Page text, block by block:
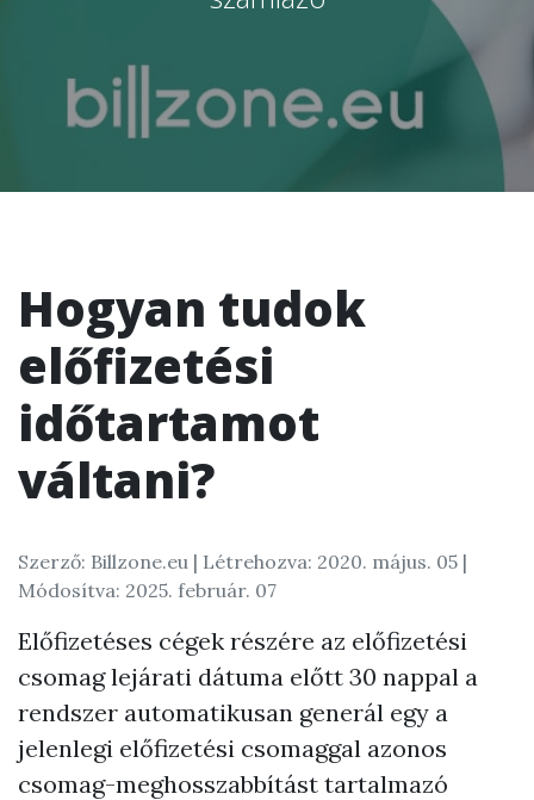
Hogyan tudok
előfizetési
időtartamot
váltani?
Szerző: Billzone.eu | Létrehozva: 2020. május. 05 |
Módosítva: 2025. február. 07
Előfizetéses cégek részére az előfizetési
csomag lejárati dátuma előtt 30 nappal a
rendszer automatikusan generál egy a
jelenlegi előfizetési csomaggal azonos
csomag-meghosszabbítást tartalmazó